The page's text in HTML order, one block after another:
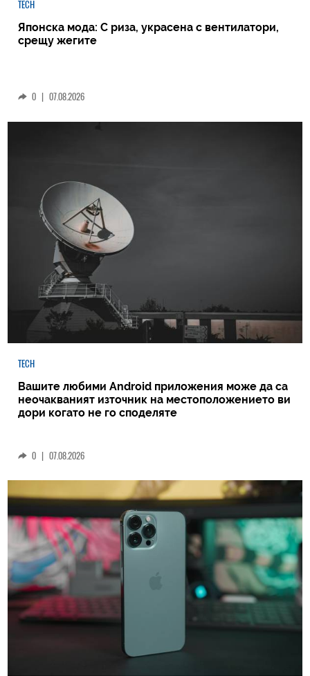
TECH
Японска мода: С риза, украсена с вентилатори,
срещу жегите
0 07.08.2026
TECH
Вашите любими Android приложения може да са
неочакваният източник на местоположението ви
дори когато не го споделяте
0 | 07.08.2026